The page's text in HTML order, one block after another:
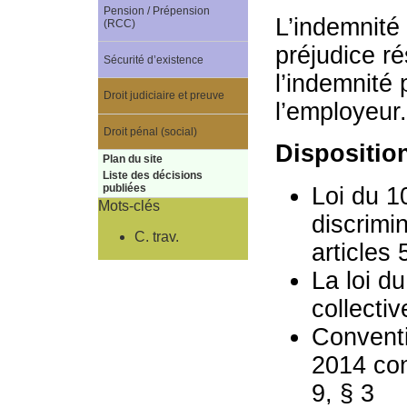
préjudice
l’employeur.
Loi du
articles
La loi
2014
9, § 3
Pension / Prépension
(RCC)
Sécurité d’existence
Droit judiciaire et preuve
Droit pénal (social)
Plan du site
Liste des décisions
publiées
Mots-clés
C. trav.